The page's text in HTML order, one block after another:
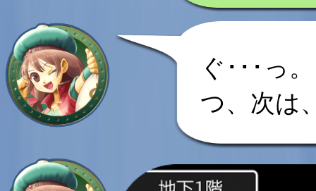
ぐ･･･っ。
つ、次は